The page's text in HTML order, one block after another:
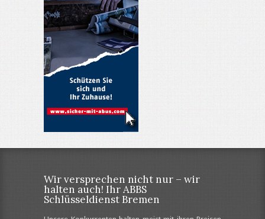
Wir versprechen nicht nur – wir
halten auch! Ihr ABBS
Schlüsseldienst Bremen